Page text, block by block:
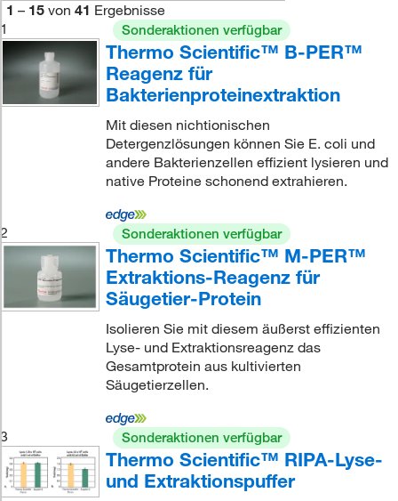
1 – 15 von 41 Ergebnisse
1
Sonderaktionen verfügbar
Thermo Scientific™ B-PER™
Reagenz für
Bakterienproteinextraktion
Mit diesen nichtionischen
Detergenzlösungen können Sie E. coli und
andere Bakterienzellen effizient lysieren und
native Proteine schonend extrahieren.
2 Sonderaktionen verfügbar
Thermo Scientific™ M-PER™
Extraktions-Reagenz für
Säugetier-Protein
Isolieren Sie mit diesem äußerst effizienten
Lyse- und Extraktionsreagenz das
Gesamtprotein aus kultivierten
Säugetierzellen.
3 Sonderaktionen verfügbar
Thermo Scientific™ RIPA-Lyse-
und Extraktionspuffer